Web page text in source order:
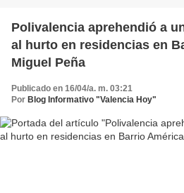
Polivalencia aprehendió a
al hurto en residencias en
Miguel Peña
Publicado en 16/04/a. m. 03:21
Por Blog Informativo "Valencia Hoy"